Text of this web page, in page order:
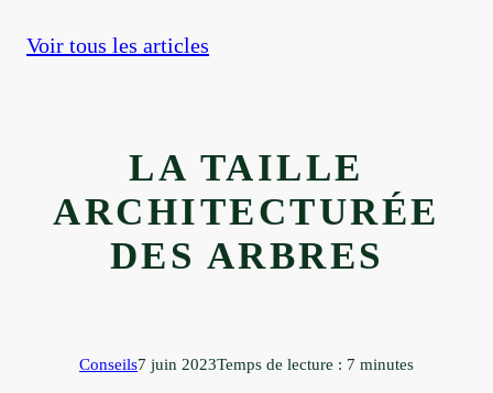
Voir tous les articles
LA TAILLE
ARCHITECTURÉE
DES ARBRES
Conseils7 juin 2023Temps de lecture : 7 minutes